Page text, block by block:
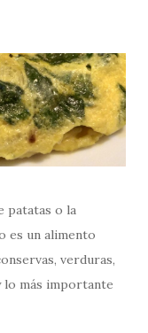
patatas o la
es un alimento
verduras,
lo más importante